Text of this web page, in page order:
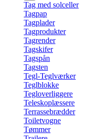
Tag med solceller
Tagpap
Tagplader
Tagprodukter
Tagrender
Tagskifer
Tagspån
Tagsten
Tegl-Teglværker
Teglblokke
Tegloverliggere
Teleskoplæssere
Terrassebrædder
Toiletvogne
Tømmer